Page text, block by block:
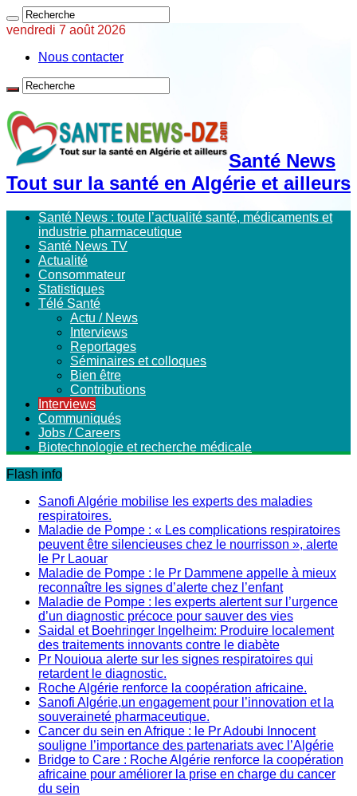
vendredi 7 août 2026
Nous contacter
Santé News
Tout sur la santé en Algérie et ailleurs
Santé News : toute l’actualité santé, médicaments et
industrie pharmaceutique
Santé News TV
Actualité
Consommateur
Statistiques
Télé Santé
Actu / News
Interviews
Reportages
Séminaires et colloques
Bien être
Contributions
Interviews
Communiqués
Jobs / Careers
Biotechnologie et recherche médicale
Flash info
Sanofi Algérie mobilise les experts des maladies
respiratoires.
Maladie de Pompe : « Les complications respiratoires
peuvent être silencieuses chez le nourrisson », alerte
le Pr Laouar
Maladie de Pompe : le Pr Dammene appelle à mieux
reconnaître les signes d’alerte chez l’enfant
Maladie de Pompe : les experts alertent sur l’urgence
d’un diagnostic précoce pour sauver des vies
Saidal et Boehringer Ingelheim: Produire localement
des traitements innovants contre le diabète
Pr Nouioua alerte sur les signes respiratoires qui
retardent le diagnostic.
Roche Algérie renforce la coopération africaine.
Sanofi Algérie,un engagement pour l’innovation et la
souveraineté pharmaceutique.
Cancer du sein en Afrique : le Pr Adoubi Innocent
souligne l’importance des partenariats avec l’Algérie
Bridge to Care : Roche Algérie renforce la coopération
africaine pour améliorer la prise en charge du cancer
du sein